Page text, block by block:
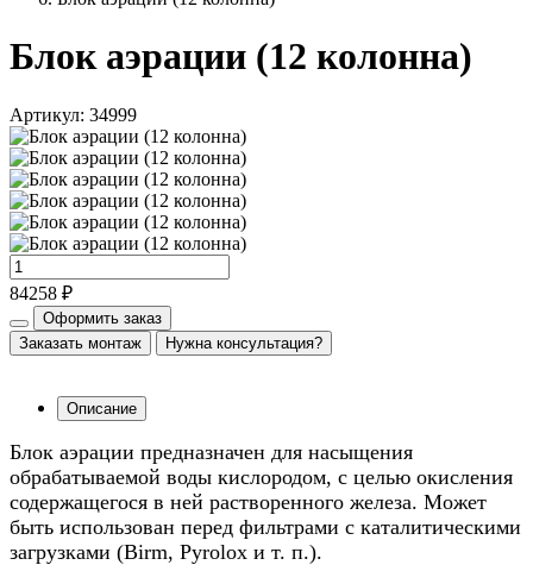
Блок аэрации (12 колонна)
Артикул: 34999
84258 ₽
Оформить заказ
Заказать монтаж
Нужна консультация?
Описание
Блок аэрации предназначен для насыщения
обрабатываемой воды кислородом, с целью окисления
содержащегося в ней растворенного железа. Может
быть использован перед фильтрами с каталитическими
загрузками (Birm, Pyrolox и т. п.).